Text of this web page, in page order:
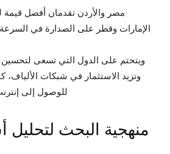
مصر والأردن تقدمان أفضل قيمة
الإمارات وقطر على الصدارة في السرعة
ويتحتم على الدول التي تسعى لتحسين
وتزيد الاستثمار في شبكات الألياف،
للوصول إلى
منهجية البحث لتحليل